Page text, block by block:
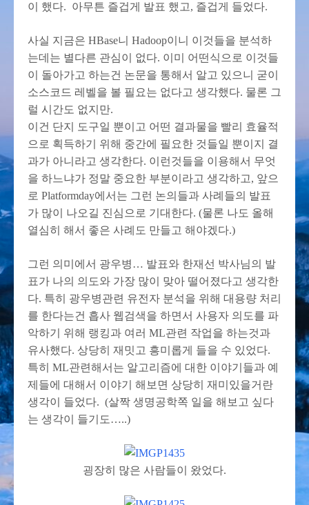
이 했다. 아무튼 즐겁게 발표 했고, 즐겁게 들었다.
사실 지금은 HBase니 Hadoop이니 이것들을 분석하
는데는 별다른 관심이 없다. 이미 어떤식으로 이것들
이 돌아가고 하는건 논문을 통해서 알고 있으니 굳이
소스코드 레벨을 볼 필요는 없다고 생각했다. 물론 그
럴 시간도 없지만.
이건 단지 도구일 뿐이고 어떤 결과물을 빨리 효율적
으로 획득하기 위해 중간에 필요한 것들일 뿐이지 결
과가 아니라고 생각한다. 이런것들을 이용해서 무엇
을 하느냐가 정말 중요한 부분이라고 생각하고, 앞으
로 Platformday에서는 그런 논의들과 사례들의 발표
가 많이 나오길 진심으로 기대한다. (물론 나도 올해
열심히 해서 좋은 사례도 만들고 해야겠다.)
그런 의미에서 광우병… 발표와 한재선 박사님의 발
표가 나의 의도와 가장 많이 맞아 떨어졌다고 생각한
다. 특히 광우병관련 유전자 분석을 위해 대용량 처리
를 한다는건 흡사 웹검색을 하면서 사용자 의도를 파
악하기 위해 랭킹과 여러 ML관련 작업을 하는것과
유사했다. 상당히 재밋고 흥미롭게 들을 수 있었다.
특히 ML관련해서는 알고리즘에 대한 이야기들과 예
제들에 대해서 이야기 해보면 상당히 재미있을거란
생각이 들었다. (살짝 생명공학쪽 일을 해보고 싶다
는 생각이 들기도…..)
굉장히 많은 사람들이 왔었다.